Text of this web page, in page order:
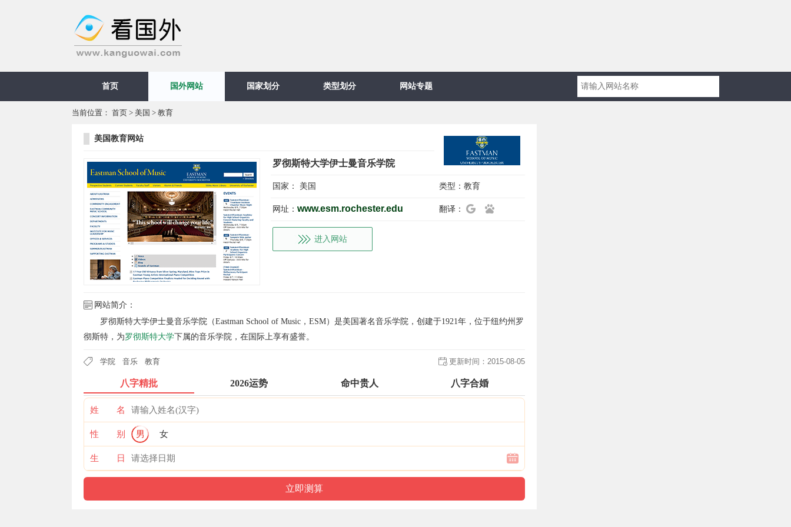
首页 国外网站 国家划分 类型划分 网站专题
当前位置： 首页 > 美国 > 教育
美国教育网站
罗彻斯特大学伊士曼音乐学院
国家： 美国 类型： 教育
网址： www.esm.rochester.edu 翻译：
进入网站
网站简介：
罗彻斯特大学伊士曼音乐学院（Eastman School of Music，ESM）是美国著名音乐学院，创建于1921年，位于纽约州罗
彻斯特，为罗彻斯特大学下属的音乐学院，在国际上享有盛誉。
学院 音乐 教育 更新时间： 2015-08-05
八字精批 2026运势 命中贵人 八字合婚
姓 名
性 别 男 女
生 日